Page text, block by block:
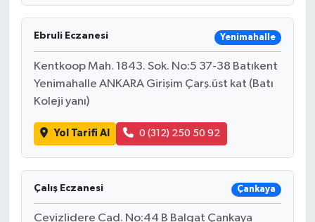
Ebruli Eczanesi Yenimahalle
Kentkoop Mah. 1843. Sok. No:5 37-38 Batıkent
Yenimahalle ANKARA Girişim Çarş.üst kat (Batı
Koleji yanı)
Yol Tarifi Al 0 (312) 250 50 92
Çalış Eczanesi Çankaya
Cevizlidere Cad. No:44 B Balgat Çankaya